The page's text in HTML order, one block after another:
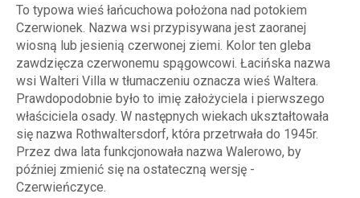
To typowa wieś łańcuchowa położona nad potokiem
Czerwionek. Nazwa wsi przypisywana jest zaoranej
wiosną lub jesienią czerwonej ziemi. Kolor ten gleba
zawdzięcza czerwonemu spągowcowi. Łacińska nazwa
wsi Walteri Villa w tłumaczeniu oznacza wieś Waltera.
Prawdopodobnie było to imię założyciela i pierwszego
właściciela osady. W następnych wiekach ukształtowała
się nazwa Rothwaltersdorf, która przetrwała do 1945r.
Przez dwa lata funkcjonowała nazwa Walerowo, by
później zmienić się na ostateczną wersję -
Czerwieńczyce.